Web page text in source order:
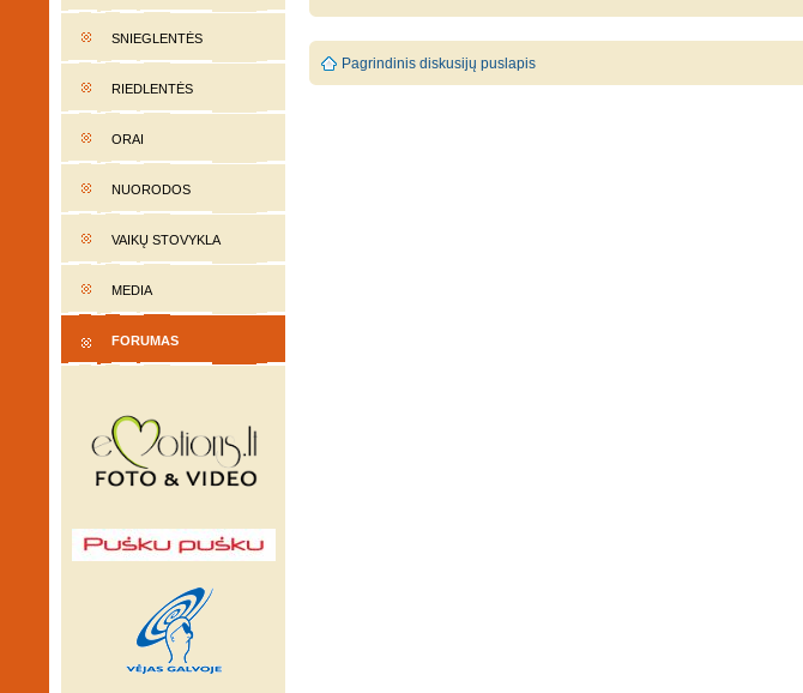
SNIEGLENTĖS
RIEDLENTĖS
ORAI
NUORODOS
VAIKŲ STOVYKLA
MEDIA
FORUMAS
Pagrindinis diskusijų puslapis